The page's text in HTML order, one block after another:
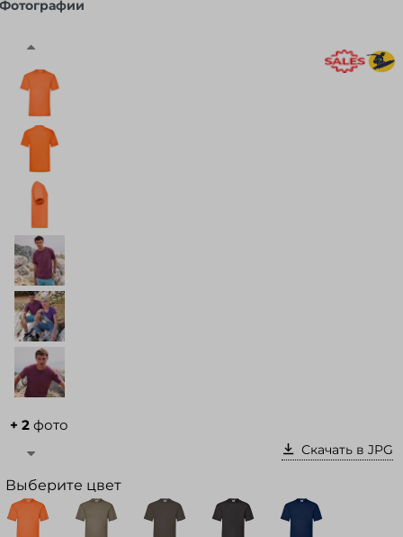
Фотографии
+ 2 фото
Скачать в JPG
Выберите цвет
Запомнить меня